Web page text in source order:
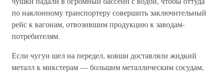
по наклонному транспортеру совершить заключительный
рейс к вагонам, отвозившим продукцию к заводам-
потребителям.
Если чугун шел на передел, ковши доставляли жидкий
металл к микстерам — большим металлическим сосудам,